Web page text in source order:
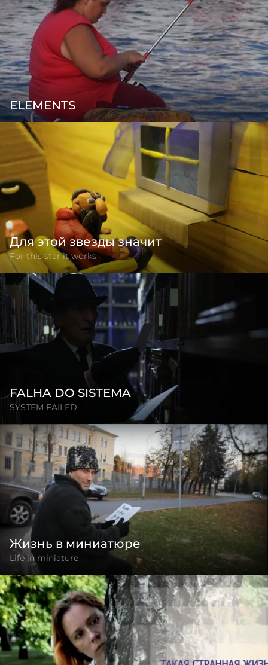
ELEMENTS
Для этой звезды значит
For this star it works
FALHA DO SISTEMA
SYSTEM FAILED
Жизнь в миниатюре
Life in miniature